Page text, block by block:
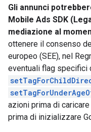
Gli annunci
Mobile Ads SDK
mediazione al
ottenere il consenso
europeo (SEE), nel
eventuali flag specifici
azioni prima di
prima di inizializzare